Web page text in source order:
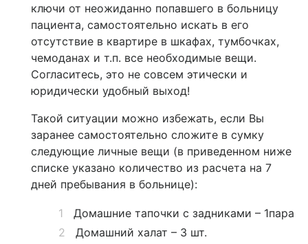
ключи от неожиданно попавшего в больницу
пациента, самостоятельно искать в его
отсутствие в квартире в шкафах, тумбочках,
чемоданах и т.п. все необходимые вещи.
Согласитесь, это не совсем этически и
юридически удобный выход!
Такой ситуации можно избежать, если Вы
заранее самостоятельно сложите в сумку
следующие личные вещи (в приведенном ниже
списке указано количество из расчета на 7
дней пребывания в больнице):
Домашние тапочки с задниками – 1пара
Домашний халат – 3 шт.